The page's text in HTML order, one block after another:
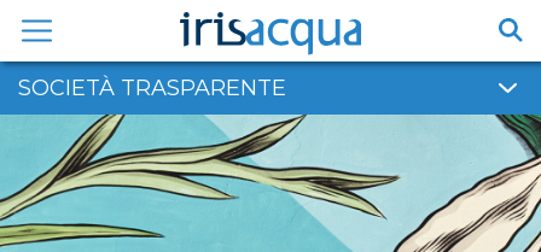
contenuto
SOCIETÀ TRASPARENTE